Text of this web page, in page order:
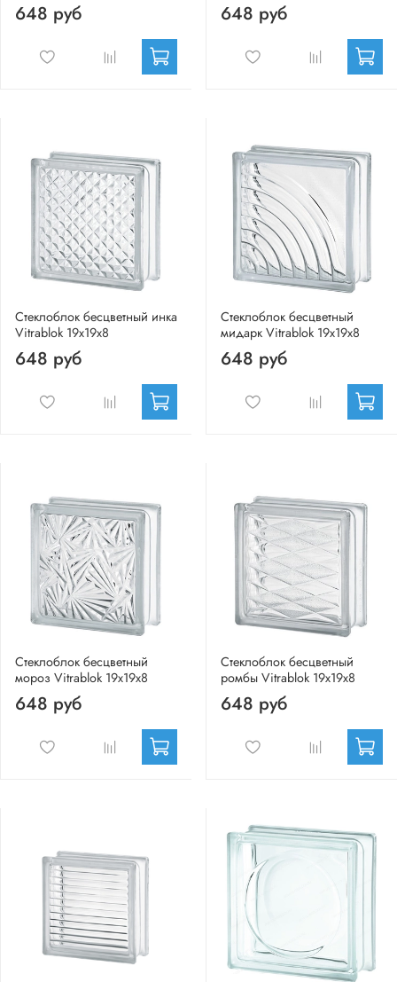
648 руб 648 руб
Стеклоблок бесцветный инка
Vitrablok 19х19х8
648 руб
Стеклоблок бесцветный
мидарк Vitrablok 19х19х8
648 руб
Стеклоблок бесцветный
мороз Vitrablok 19х19х8
648 руб
Стеклоблок бесцветный
ромбы Vitrablok 19х19х8
648 руб